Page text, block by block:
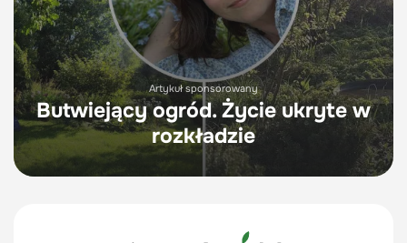
Artykuł sponsorowany
Butwiejący ogród. Życie ukryte w
rozkładzie